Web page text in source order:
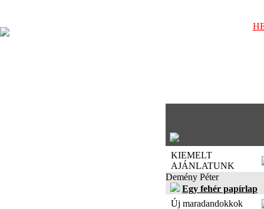
KIEMELT
AJÁNLATUNK
Demény Péter
Egy fehér papírlap
Új maradandokkok